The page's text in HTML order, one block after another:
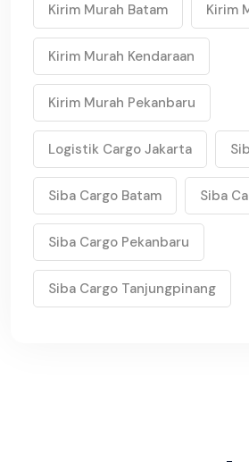
Kirim Murah Batam Kirim
Kirim Murah Kendaraan
Kirim Murah Pekanbaru
Logistik Cargo Jakarta
Siba Cargo Batam Siba
Siba Cargo Pekanbaru
Siba Cargo Tanjungpinang